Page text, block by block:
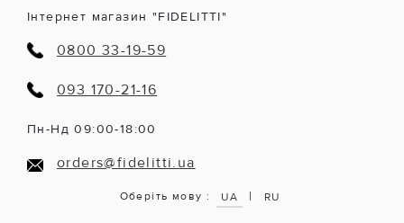
Інтернет магазин "FIDELITTI"
0800 33-19-59
093 170-21-16
Пн-Нд 09:00-18:00
orders@fidelitti.ua
Оберіть мову : UA | RU